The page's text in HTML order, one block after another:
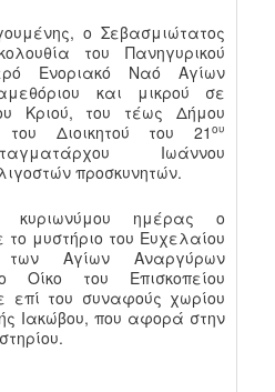
ο Σεβασμιώτατος
του Πανηγυρικού
Ενοριακό Ναό Αγίων
και μικρού σε
Κριού, του τέως Δήμου
Διοικητού του 21 ου
Ιωάννου
προσκυνητών.
ημέρας ο
μυστήριο του Ευχελαίου
Αγίων Αναργύρων
Οίκο του Επισκοπείου
επί του συναφούς χωρίου
Ιακώβου, που αφορά στην